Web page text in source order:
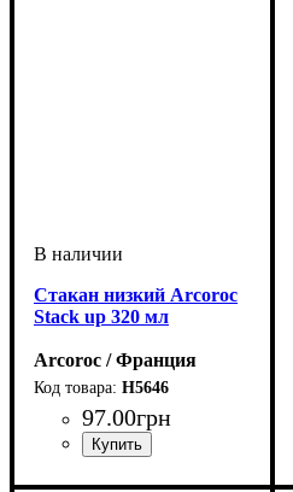
Стакан низкий Arcoroc
Stack up 320 мл
Arcoroc / Франция
H5646
97.00грн